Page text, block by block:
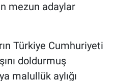
mezun adaylar
Türkiye Cumhuriyeti
doldurmuş
malullük aylığı